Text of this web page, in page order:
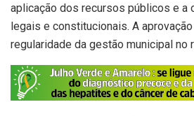
aplicação dos recursos públicos e a
legais e constitucionais. A
regularidade da gestão municipal no